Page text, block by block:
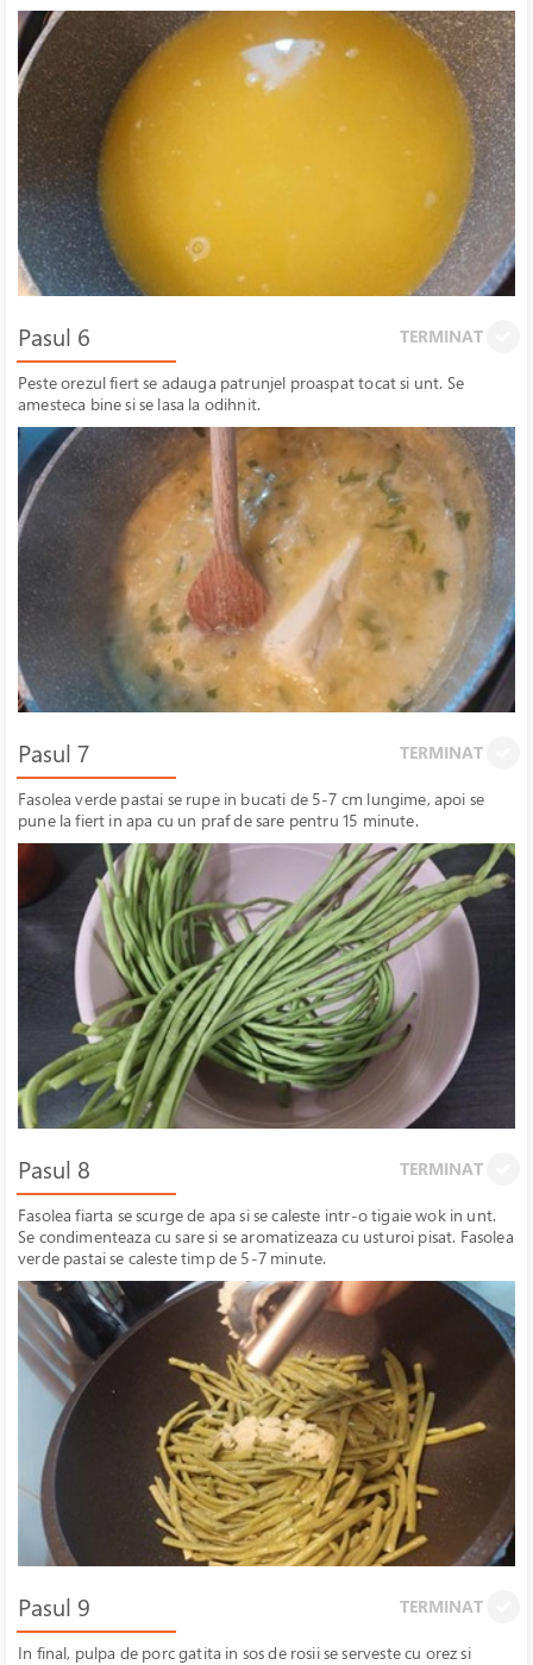
Pasul 6 TERMINAT
Peste orezul fiert se adauga patrunjel proaspat tocat si unt. Se
amesteca bine si se lasa la odihnit.
Pasul 7 TERMINAT
Fasolea verde pastai se rupe in bucati de 5-7 cm lungime, apoi se
pune la fiert in apa cu un praf de sare pentru 15 minute.
Pasul 8 TERMINAT
Fasolea fiarta se scurge de apa si se caleste intr-o tigaie wok in unt.
Se condimenteaza cu sare si se aromatizeaza cu usturoi pisat. Fasolea
verde pastai se caleste timp de 5-7 minute.
Pasul 9 TERMINAT
In final, pulpa de porc gatita in sos de rosii se serveste cu orez si